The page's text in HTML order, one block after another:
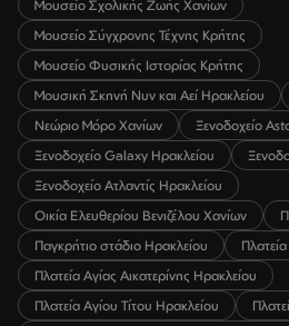
Μουσείο Σχολικής Ζωής Χανίων
Μουσείο Σύγχρονης Τέχνης Κρήτης
Μουσείο Φυσικής Ιστορίας Κρήτης
Μουσική Σκηνή Νυν και Αεί Ηρακλείου
Νεώριο Μόρο Χανίων
Ξενοδοχείο
Ξενοδοχείο Galaxy Ηρακλείου
Ξενοδοχείο Ατλαντίς Ηρακλείου
Οικία Ελευθερίου Βενιζέλου Χανίων
Παγκρήτιο στάδιο Ηρακλείου
Πλατεία Αγίας Αικατερίνης Ηρακλείου
Πλατεία Αγίου Τίτου Ηρακλείου